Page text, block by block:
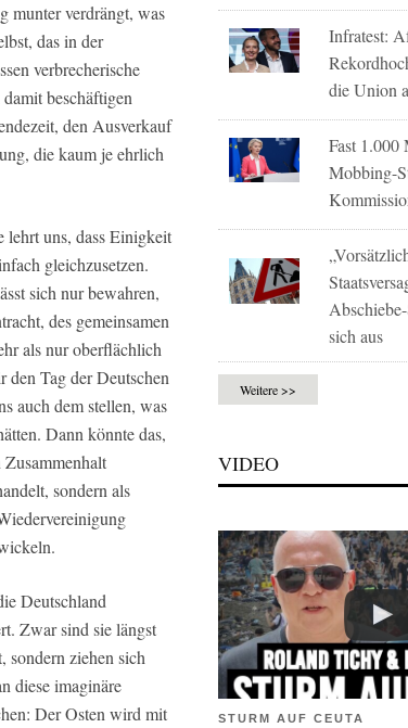
munter verdrängt, was
das in der
verbrecherische
beschäftigen
den Ausverkauf
die kaum je ehrlich
uns, dass Einigkeit
gleichzusetzen.
sich nur bewahren,
des gemeinsamen
als nur oberflächlich
den Tag der Deutschen
auch dem stellen, was
Dann könnte das,
sondern als
Deutschland
Zwar sind sie längst
sondern ziehen sich
diese imaginäre
Der Osten wird mit
Infratest:
die Union
Fast
Mobbing-
sich aus
Weitere >>
VIDEO
STURM AUF CEUTA